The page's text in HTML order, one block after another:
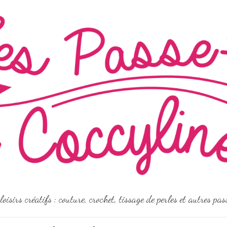
créatifs : couture, crochet, tissage de perles et autres